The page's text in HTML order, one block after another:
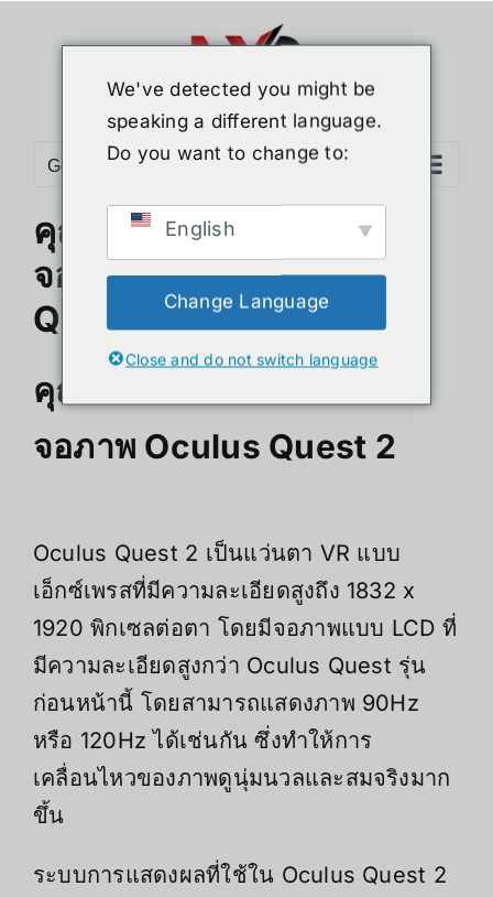
Go to...
คุณภาพการแสดงผลทาง
จอภาพและเสียง Oculus
Quest 2
คุณภาพการแสดงผลทาง
จอภาพ Oculus Quest 2
Oculus Quest 2 เป็นแว่นตา VR แบบ
เอ็กซ์เพรสที่มีความละเอียดสูงถึง 1832 x
1920 พิกเซลต่อตา โดยมีจอภาพแบบ LCD ที่
มีความละเอียดสูงกว่า Oculus Quest รุ่น
ก่อนหน้านี้ โดยสามารถแสดงภาพ 90Hz
หรือ 120Hz ได้เช่นกัน ซึ่งทำให้การ
เคลื่อนไหวของภาพดูนุ่มนวลและสมจริงมาก
ขึ้น
ระบบการแสดงผลที่ใช้ใน Oculus Quest 2
We've detected you might be
speaking a different language.
Do you want to change to:
English
Change Language
Close and do not switch language